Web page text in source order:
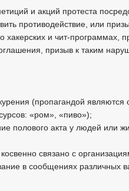
и акций протеста
противодействие, или
и чит-программах,
призыв к таким
(пропагандой
«ром», «пиво»);
акта у людей или
связано с
в сообщениях различных